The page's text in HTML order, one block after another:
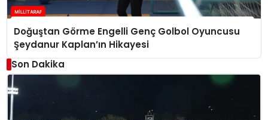
Doğuştan Görme Engelli Genç Golbol Oyuncusu
Şeydanur Kaplan’ın Hikayesi
Son Dakika